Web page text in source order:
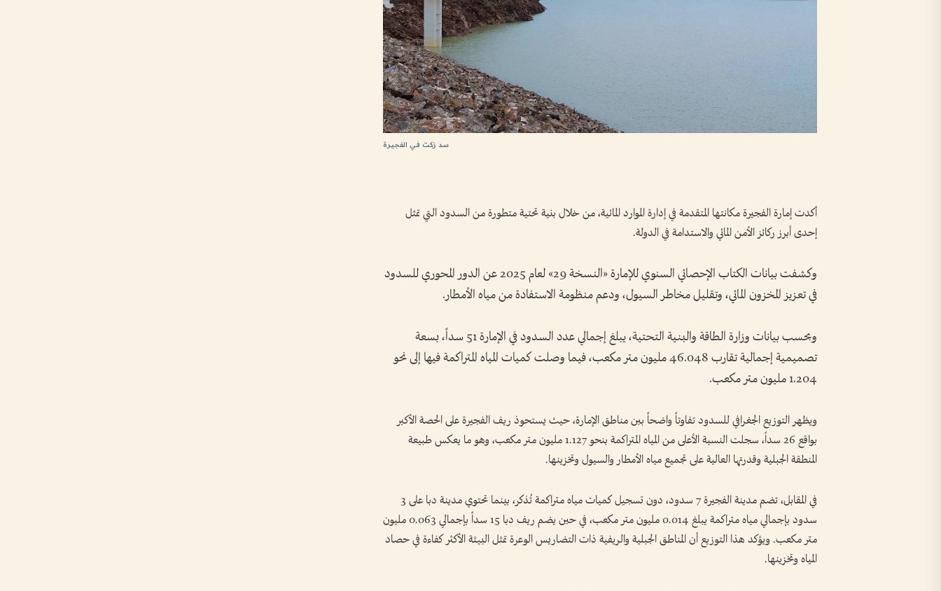
سد زكت في الفجيرة
أكدت إمارة الفجيرة مكانتها المتقدمة في إدارة الموارد المائية، من خلال بنية تحتية متطورة من السدود التي تمثل
إحدى أبرز ركائز الأمن المائي والاستدامة في الدولة.
وكشفت بيانات الكتاب الإحصائي السنوي للإمارة «النسخة 29» لعام 2025 عن الدور المحوري للسدود
في تعزيز المخزون المائي، وتقليل مخاطر السيول، ودعم منظومة الاستفادة من مياه الأمطار.
وبحسب بيانات وزارة الطاقة والبنية التحتية، يبلغ إجمالي عدد السدود في الإمارة 51 سداً، بسعة
تصميمية إجمالية تقارب 46.048 مليون متر مكعب، فيما وصلت كميات المياه المتراكمة فيها إلى نحو
1.204 مليون متر مكعب.
ويظهر التوزيع الجغرافي للسدود تفاوتاً واضحاً بين مناطق الإمارة، حيث يستحوذ ريف الفجيرة على الحصة الأكبر
بواقع 26 سداً، سجلت النسبة الأعلى من المياه المتراكمة بنحو 1.127 مليون متر مكعب، وهو ما يعكس طبيعة
المنطقة الجبلية وقدرتها العالية على تجميع مياه الأمطار والسيول وتخزينها.
في المقابل، تضم مدينة الفجيرة 7 سدود، دون تسجيل كميات مياه متراكمة تُذكر، بينما تحتوي مدينة دبا على 3
سدود بإجمالي مياه متراكمة يبلغ 0.014 مليون متر مكعب، في حين يضم ريف دبا 15 سداً بإجمالي 0.063 مليون
متر مكعب. ويؤكد هذا التوزيع أن المناطق الجبلية والريفية ذات التضاريس الوعرة تمثل البيئة الأكثر كفاءة في حصاد
المياه وتخزينها.